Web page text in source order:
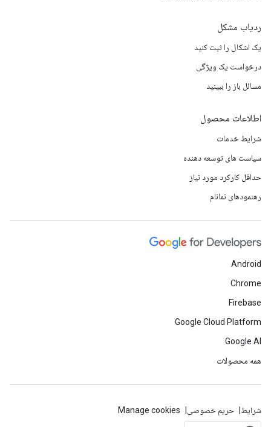
ردیاب مشکل
یک اشکال را ثبت کنید
درخواست یک ویژگی
مسائل باز را ببینید
اطلاعات محصول
شرایط خدمات
سیاست های توسعه دهنده
حداقل کارکرد مورد نیاز
رهنمودهای نمانام
Android
Chrome
Firebase
Google Cloud Platform
Google AI
همه محصولات
شرایط حریم خصوصی Manage cookies